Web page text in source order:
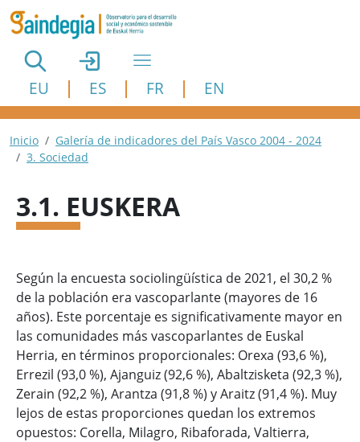
Pasar al contenido principal
EU ES FR EN
Ruta de navegación
Inicio
Galería de indicadores del País Vasco 2004 - 2024
3. Sociedad
3.1. EUSKERA
Según la encuesta sociolingüística de 2021, el 30,2 %
de la población era vascoparlante (mayores de 16
años). Este porcentaje es significativamente mayor en
las comunidades más vascoparlantes de Euskal
Herria, en términos proporcionales: Orexa (93,6 %),
Errezil (93,0 %), Ajanguiz (92,6 %), Abaltzisketa (92,3 %),
Zerain (92,2 %), Arantza (91,8 %) y Araitz (91,4 %). Muy
lejos de estas proporciones quedan los extremos
opuestos: Corella, Milagro, Ribaforada, Valtierra,